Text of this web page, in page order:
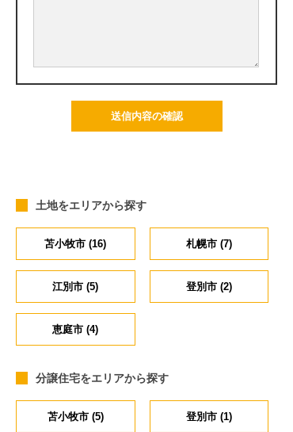
土地をエリアから探す
苫小牧市 (16) 札幌市 (7)
江別市 (5) 登別市 (2)
恵庭市 (4)
分譲住宅をエリアから探す
苫小牧市 (5) 登別市 (1)